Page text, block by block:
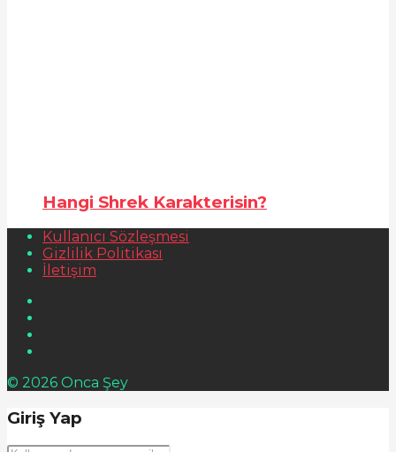
Hangi Shrek Karakterisin?
Kullanıcı Sözleşmesi
Gizlilik Politikası
İletişim
© 2026 Onca Şey
Giriş Yap